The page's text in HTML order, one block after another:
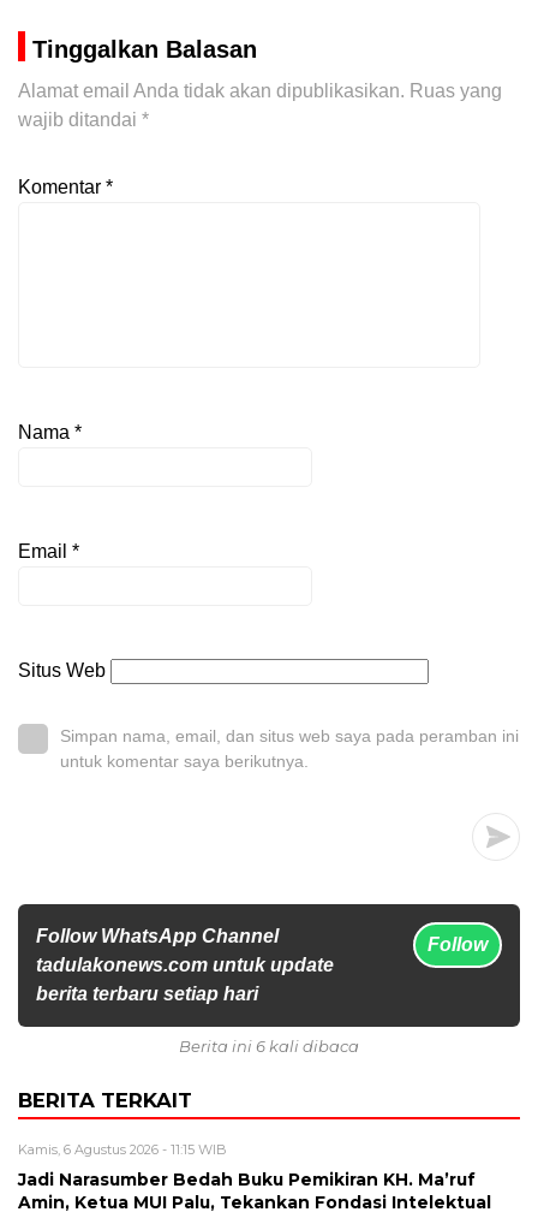
Tinggalkan Balasan
Alamat email Anda tidak akan dipublikasikan. Ruas yang
wajib ditandai *
Komentar *
Nama *
Email *
Situs Web
Simpan nama, email, dan situs web saya pada peramban ini
untuk komentar saya berikutnya.
Follow WhatsApp Channel
tadulakonews.com untuk update
berita terbaru setiap hari
Follow
Berita ini 6 kali dibaca
BERITA TERKAIT
Kamis, 6 Agustus 2026 - 11:15 WIB
Jadi Narasumber Bedah Buku Pemikiran KH. Ma’ruf
Amin, Ketua MUI Palu, Tekankan Fondasi Intelektual